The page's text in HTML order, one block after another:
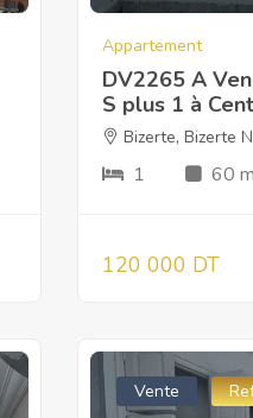
Appartement
DV2265 A
S plus 1 à
Bizerte, Bizerte
1 60
120 000 DT
Vente